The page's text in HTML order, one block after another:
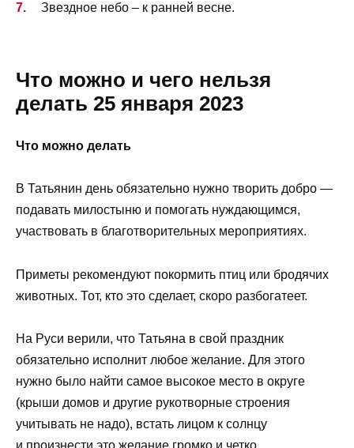
Звездное небо – к ранней весне.
Что можно и чего нельзя
делать 25 января 2023
Что можно делать
В Татьянин день обязательно нужно творить добро —
подавать милостыню и помогать нуждающимся,
участвовать в благотворительных мероприятиях.
Приметы рекомендуют покормить птиц или бродячих
животных. Тот, кто это сделает, скоро разбогатеет.
На Руси верили, что Татьяна в свой праздник
обязательно исполнит любое желание. Для этого
нужно было найти самое высокое место в округе
(крыши домов и другие рукотворные строения
учитывать не надо), встать лицом к солнцу
и произнести это желание громко и четко.